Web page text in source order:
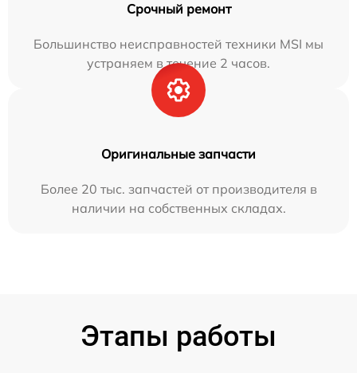
Срочный ремонт
Большинство неисправностей техники MSI мы
устраняем в течение 2 часов.
Оригинальные запчасти
Более 20 тыс. запчастей от производителя в
наличии на собственных складах.
Этапы работы